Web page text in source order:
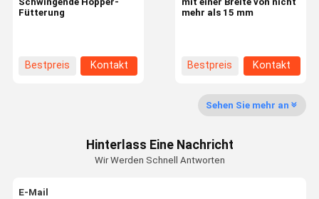
Werksbesich
Tigung
Qualitätskon
Trolle
Kontaktieren Neuigkeiten
Bitte Um Ein
mehr als 15 mm
Bestpreis Kontakt
Fütterung
Bestpreis Kontakt
Sehen Sie mehr an
Hinterlass Eine Nachricht
Wir Werden Schnell Antworten
E-Mail